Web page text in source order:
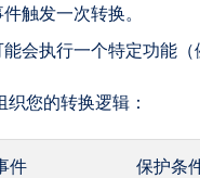
触发一次转换。
会执行一个特定功能（
您的转换逻辑：
件 保护条